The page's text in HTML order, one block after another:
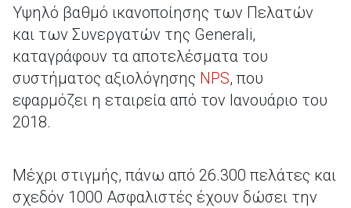
Υψηλό βαθμό ικανοποίησης των Πελατών
και των Συνεργατών της Generali,
καταγράφουν τα αποτελέσματα του
συστήματος αξιολόγησης NPS, που
εφαρμόζει η εταιρεία από τον Ιανουάριο του
2018.
Μέχρι στιγμής, πάνω από 26.300 πελάτες και
σχεδόν 1000 Ασφαλιστές έχουν δώσει την